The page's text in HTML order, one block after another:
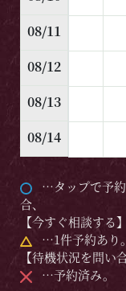
08/11
08/12
08/13
08/14
…タップで予
合、
【今すぐ相談する
…1件予約あり。
【待機状況を問い
…予約済み。